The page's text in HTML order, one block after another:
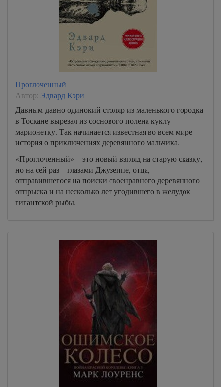
Проглоченный
Автор: Эдвард Кэри
Давным-давно одинокий столяр из маленького городка
в Тоскане вырезал из соснового полена куклу-
марионетку. Так начинается известная во всем мире
история о приключениях деревянного мальчика.
«Проглоченный» – это новый взгляд на старую сказку,
но на сей раз – глазами Джузеппе, отца,
отправившегося на поиски своенравного деревянного
отпрыска и на несколько лет угодившего в желудок
гигантской рыбы.